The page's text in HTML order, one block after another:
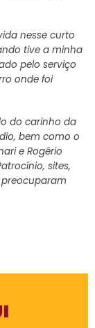
nesse curto
tive a minha
pelo serviço
onde foi
do carinho da
bem como o
e Rogério
sites,